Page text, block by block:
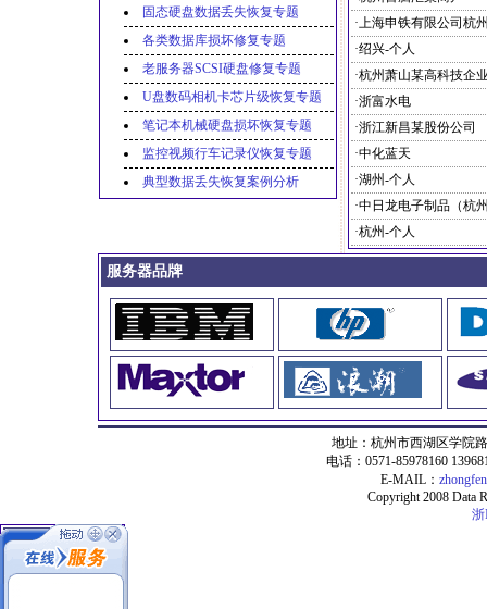
固态硬盘数据丢失恢复专题
各类数据库损坏修复专题
老服务器SCSI硬盘修复专题
U盘数码相机卡芯片级恢复专题
笔记本机械硬盘损坏恢复专题
监控视频行车记录仪恢复专题
典型数据丢失恢复案例分析
·绍兴-个人
·杭州萧山某高科技企
·浙富水电
·浙江新昌某股份公司
·中化蓝天
·湖州-个人
·杭州-个人
服务器品牌
地址：杭州市西湖区学院
电话：0571-85978160
E-MAIL：
Copyright 2008 Data
浙
数据恢复项目
1.开盘数据恢复